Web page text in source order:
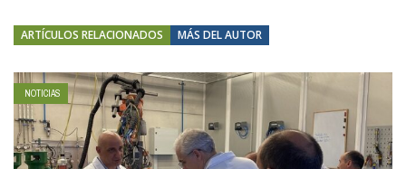
ARTÍCULOS RELACIONADOS MÁS DEL AUTOR
NOTICIAS